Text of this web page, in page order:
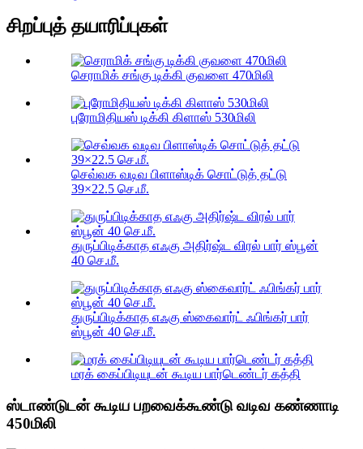
சிறப்புத் தயாரிப்புகள்
செராமிக் சங்கு டிக்கி குவளை 470மிலி
புரோமிதியஸ் டிக்கி கிளாஸ் 530மிலி
செவ்வக வடிவ பிளாஸ்டிக் சொட்டுத் தட்டு
39×22.5 செ.மீ.
துருப்பிடிக்காத எஃகு அதிர்ஷ்ட விரல் பார் ஸ்பூன்
40 செ.மீ.
துருப்பிடிக்காத எஃகு ஸ்கைவார்ட் ஃபிங்கர் பார்
ஸ்பூன் 40 செ.மீ.
மரக் கைப்பிடியுடன் கூடிய பார்டெண்டர் கத்தி
ஸ்டாண்டுடன் கூடிய பறவைக்கூண்டு வடிவ கண்ணாடி
450மிலி